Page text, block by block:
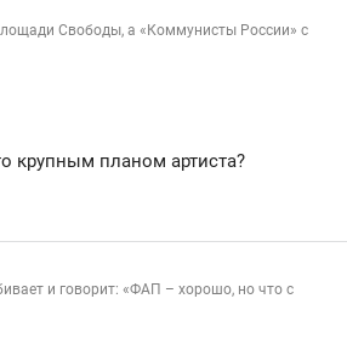
Свободы, а «Коммунисты России» с
крупным планом артиста?
и говорит: «ФАП – хорошо, но что с
состоянием